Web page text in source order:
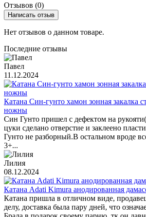
Отзывов (0)
Написать отзыв
Нет отзывов о данном товаре.
Последние отзывы
Павел
11.12.2024
Катана Син-гунто хамон зонная закалка
ножны
Син Гунто пришел с дефектом на
цуки сделано отверстие и заклеено
Гунто не разборный.В остальном вроде
3+...
Лилия
08.12.2024
Катана Adati Kimura анодированная
Катана пришла в отличном виде,
делу, доставка была пару дней, что